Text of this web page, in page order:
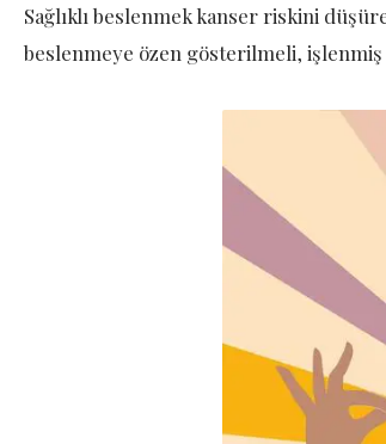
Sağlıklı beslenmek kanser riskini
beslenmeye özen gösterilmeli, işlenmiş